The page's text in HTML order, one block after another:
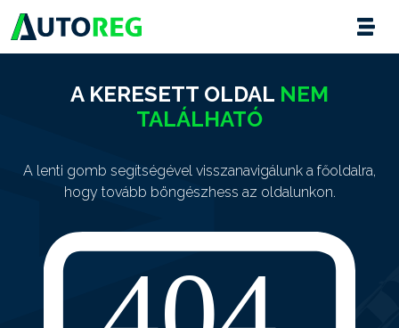
A KERESETT OLDAL NEM
TALÁLHATÓ
A lenti gomb segítségével visszanavigálunk a főoldalra,
hogy tovább böngészhess az oldalunkon.